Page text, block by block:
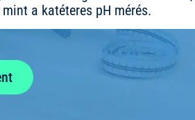
mint a katéteres pH mérés.